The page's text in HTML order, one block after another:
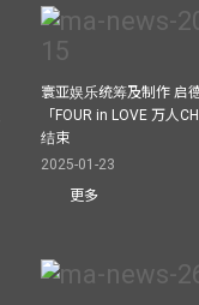
寰亚娱乐统筹及制作 启
「FOUR in LOVE 万人
结束
2025-01-23
更多